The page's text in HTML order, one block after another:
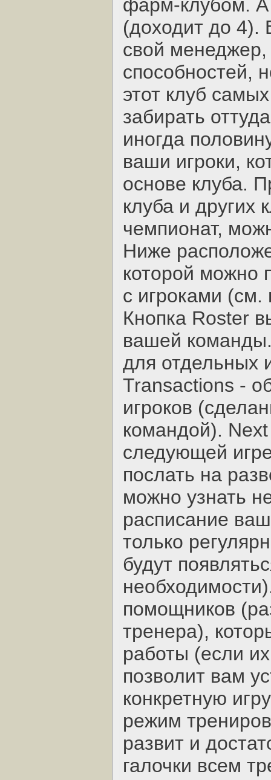
фарм-клубом. А
(доходит до
свой
способностей,
этот клуб
забирать
иногда
ваши игроки,
основе клуба.
клуба и других
чемпионат,
Ниже
которой можно
с игроками (см.
Кнопка Roster
вашей
для отдельных
Transactions -
игроков
командой).
следующей
послать на
можно узнать
расписание
только
будут
помощников
тренера),
работы (если
позволит вам
конкретную
режим
развит и
галочки всем